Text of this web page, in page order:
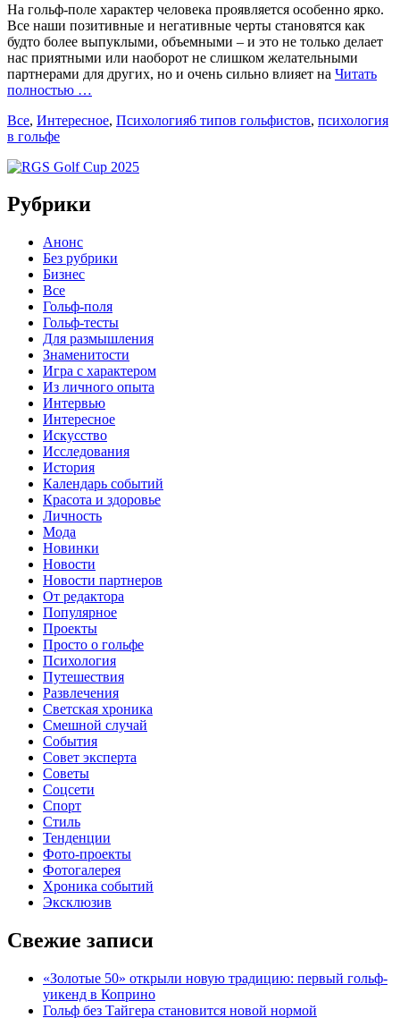
На гольф-поле характер человека проявляется особенно ярко.
Все наши позитивные и негативные черты становятся как
будто более выпуклыми, объемными – и это не только делает
нас приятными или наоборот не слишком желательными
партнерами для других, но и очень сильно влияет на Читать
полностью …
Categories
Все, Интересное, ПсихологияTags
6 типов гольфистов, психология
в гольфе
Рубрики
Анонс
Без рубрики
Бизнес
Все
Гольф-поля
Гольф-тесты
Для размышления
Знаменитости
Игра с характером
Из личного опыта
Интервью
Интересное
Искусство
Исследования
История
Календарь событий
Красота и здоровье
Личность
Мода
Новинки
Новости
Новости партнеров
От редактора
Популярное
Проекты
Просто о гольфе
Психология
Путешествия
Развлечения
Светская хроника
Смешной случай
События
Совет эксперта
Советы
Соцсети
Спорт
Стиль
Тенденции
Фото-проекты
Фотогалерея
Хроника событий
Эксклюзив
Свежие записи
«Золотые 50» открыли новую традицию: первый гольф-
уикенд в Коприно
Гольф без Тайгера становится новой нормой